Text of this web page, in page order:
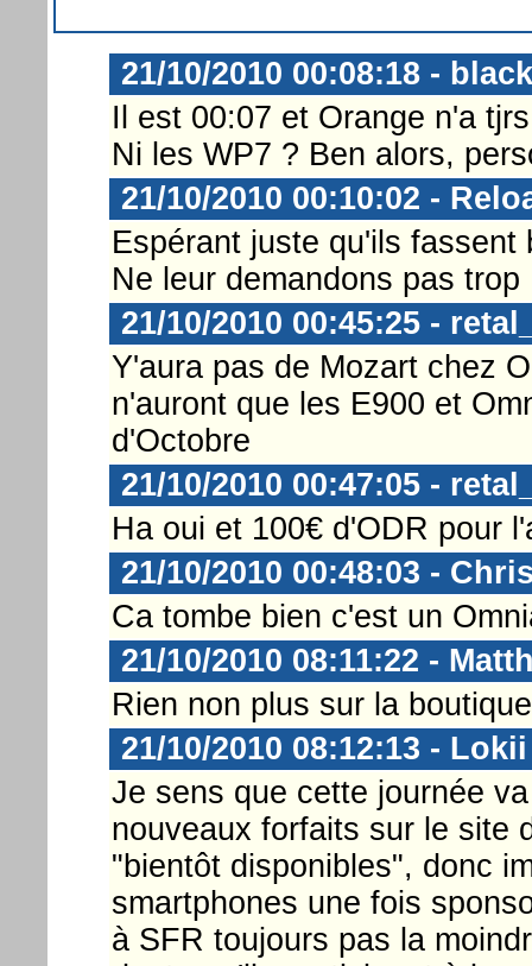
21/10/2010 00:08:18 -
Il est 00:07 et Orange n'a
Ni les WP7 ? Ben alors,
21/10/2010 00:10:02 -
Espérant juste qu'ils
Ne leur demandons pas trop
21/10/2010 00:45:25 -
Y'aura pas de Mozart chez
n'auront que les E900 et
d'Octobre
21/10/2010 00:47:05 -
Ha oui et 100€ d'ODR pour
21/10/2010 00:48:03 -
Ca tombe bien c'est un
21/10/2010 08:11:22 -
Rien non plus sur la
21/10/2010 08:12:13 - Lokii
Je sens que cette journée
nouveaux forfaits sur le site
"bientôt disponibles", donc
smartphones une fois
à SFR toujours pas la